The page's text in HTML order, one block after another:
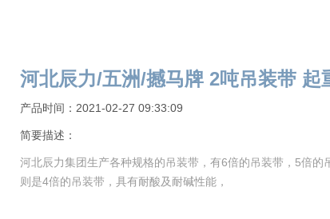
河北辰力/五洲/撼马牌 2吨吊装带 起
产品时间：2021-02-27 09:33:09
简要描述：
河北辰力集团生产各种规格的吊装带，有6倍的吊装带，5倍的
则是4倍的吊装带，具有耐酸及耐碱性能，